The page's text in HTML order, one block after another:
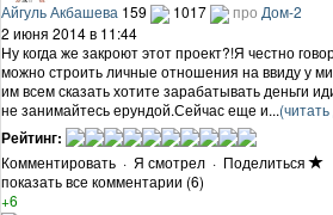
Айгуль Акбашева 159 1017 про Дом-2
2 июня 2014 в 11:44
Ну когда же закроют этот проект?!Я честно
можно строить личные отношения на ввиду у
им всем сказать хотите зарабатывать деньги
не занимайтесь ерундой.Сейчас еще и...
Рейтинг:
Комментировать · Я смотрел · Поделиться
показать все комментарии (6)
+6